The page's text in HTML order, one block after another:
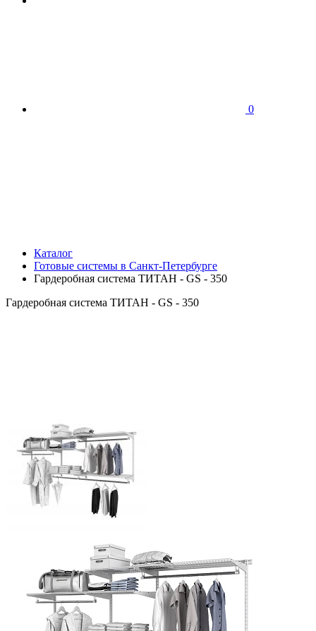
0
Каталог
Готовые системы в Санкт-Петербурге
Гардеробная система ТИТАН - GS - 350
Гардеробная система ТИТАН - GS - 350